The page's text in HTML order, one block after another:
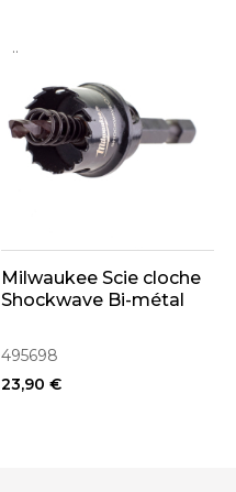
..
Milwaukee Scie cloche
Shockwave Bi-métal
495698
23,90 €